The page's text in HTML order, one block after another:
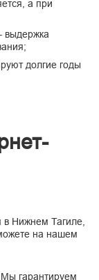
а при
выдержка
долгие годы
в Нижнем Тагиле,
на нашем
гарантируем